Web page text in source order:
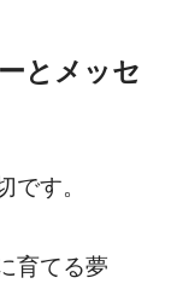
とメッセ
です。
育てる夢